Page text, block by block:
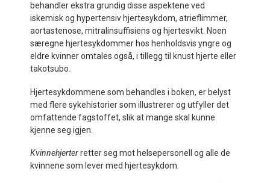
behandler ekstra grundig disse aspektene ved
iskemisk og hypertensiv hjertesykdom, atrieflimmer,
aortastenose, mitralinsuffisiens og hjertesvikt. Noen
særegne hjertesykdommer hos henholdsvis yngre og
eldre kvinner omtales også, i tillegg til knust hjerte eller
takotsubo.
Hjertesykdommene som behandles i boken, er belyst
med flere sykehistorier som illustrerer og utfyller det
omfattende fagstoffet, slik at mange skal kunne
kjenne seg igjen.
Kvinnehjerterretter seg mot helsepersonell og alle de
kvinnene som lever med hjertesykdom.